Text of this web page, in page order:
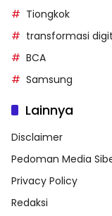
Tiongkok
transformasi
BCA
Samsung
Lainnya
Disclaimer
Pedoman Media
Privacy Policy
Redaksi